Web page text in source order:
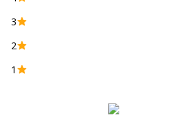
Données d'identification
Code barre maitre
3
2
1